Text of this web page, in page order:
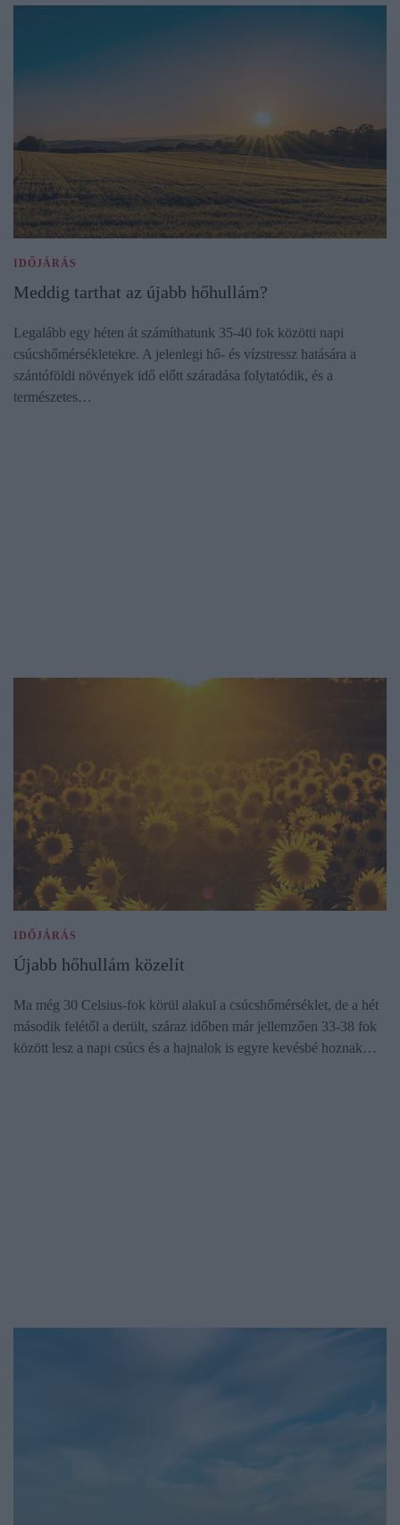
IDŐJÁRÁS
Meddig tarthat az újabb hőhullám?
Legalább egy héten át számíthatunk 35-40 fok közötti napi
csúcshőmérsékletekre. A jelenlegi hő- és vízstressz hatására a
szántóföldi növények idő előtt száradása folytatódik, és a
természetes…
IDŐJÁRÁS
Újabb hőhullám közelít
Ma még 30 Celsius-fok körül alakul a csúcshőmérséklet, de a hét
második felétől a derült, száraz időben már jellemzően 33-38 fok
között lesz a napi csúcs és a hajnalok is egyre kevésbé hoznak…